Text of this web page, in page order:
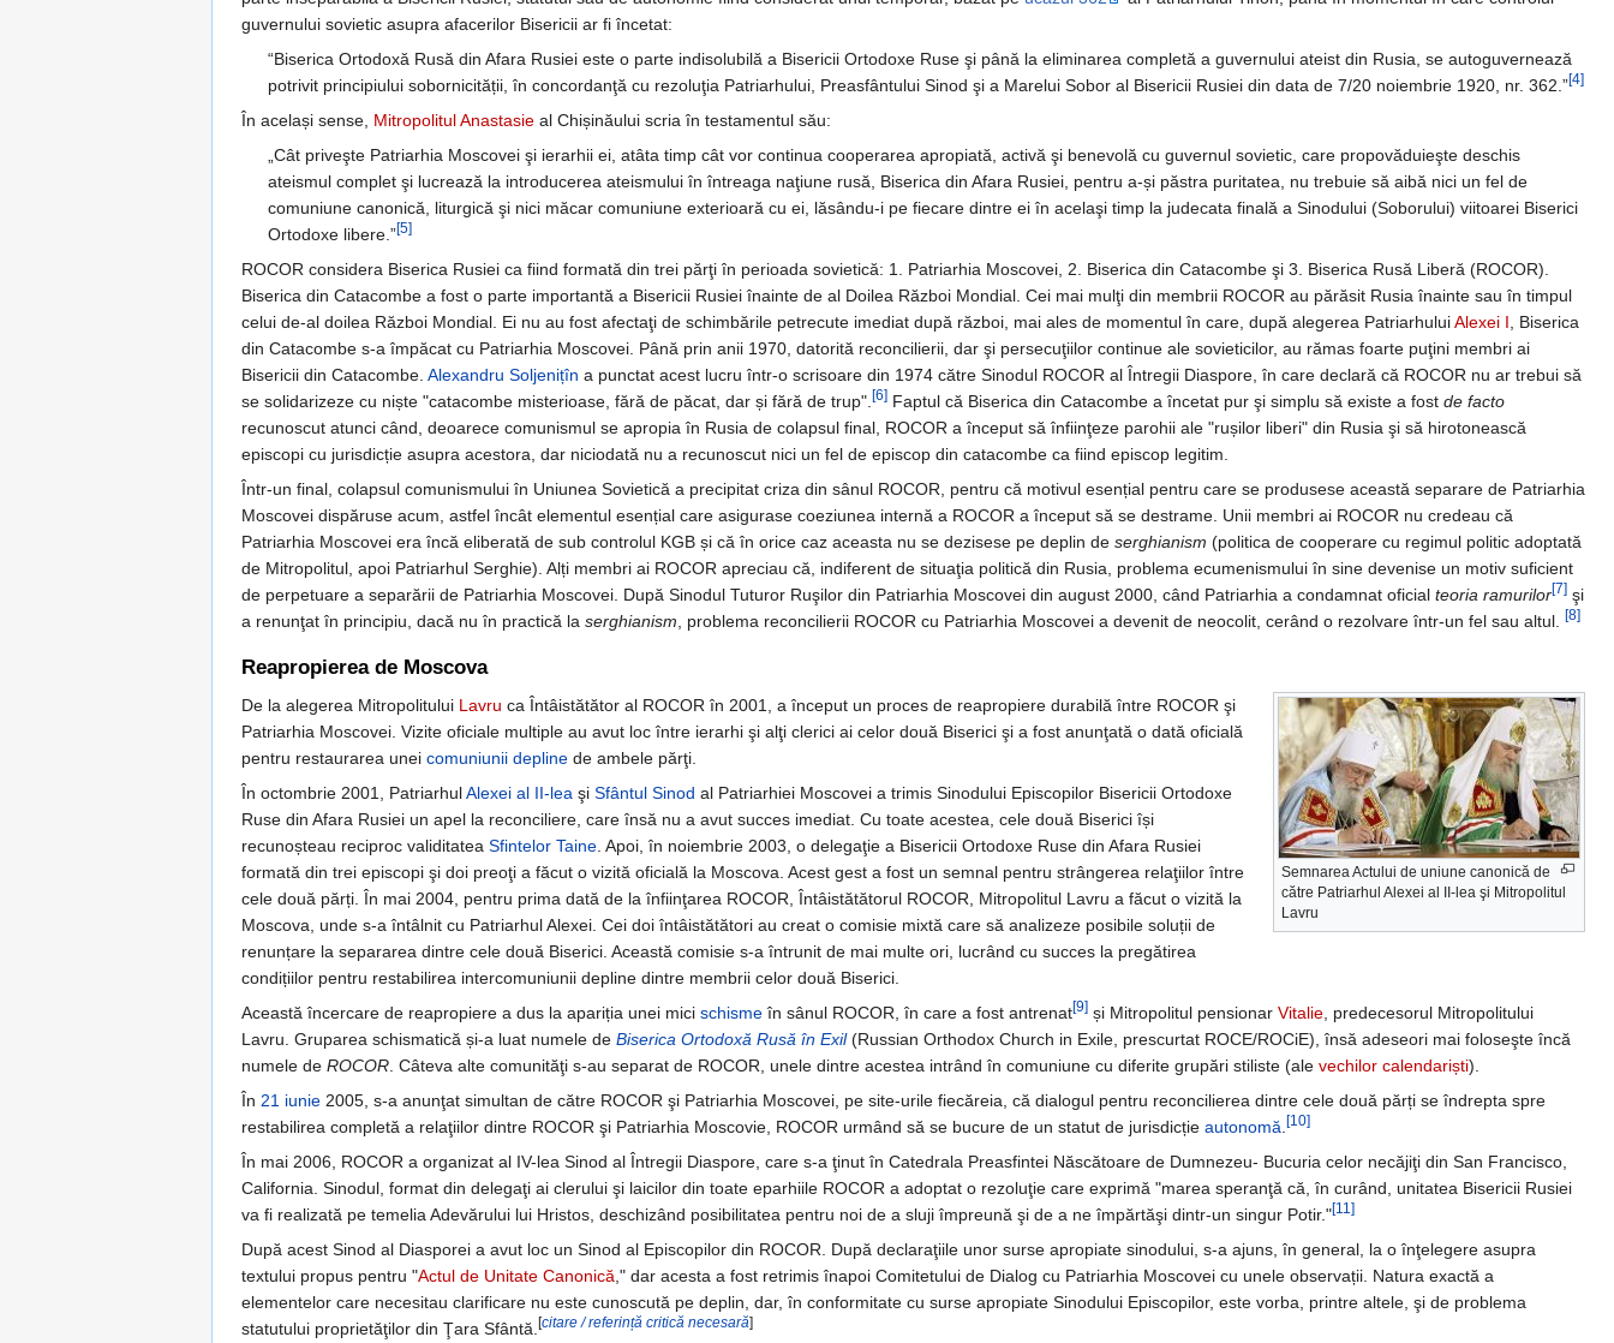
guvernului sovietic asupra afacerilor Bisericii ar fi încetat:
“Biserica Ortodoxă Rusă din Afara Rusiei este o parte indisolubilă a Bisericii Ortodoxe Ruse şi până la eliminarea completă a guvernului ateist din Rusia, se autoguvernează
potrivit principiului sobornicității, în concordanţă cu rezoluţia Patriarhului, Preasfântului Sinod şi a Marelui Sobor al Bisericii Rusiei din data de 7/20 noiembrie 1920, nr. 362.”[4]
În același sense, Mitropolitul Anastasie al Chișinăului scria în testamentul său:
„Cât priveşte Patriarhia Moscovei şi ierarhii ei, atâta timp cât vor continua cooperarea apropiată, activă şi benevolă cu guvernul sovietic, care propovăduieşte deschis
ateismul complet şi lucrează la introducerea ateismului în întreaga naţiune rusă, Biserica din Afara Rusiei, pentru a-și păstra puritatea, nu trebuie să aibă nici un fel de
comuniune canonică, liturgică şi nici măcar comuniune exterioară cu ei, lăsându-i pe fiecare dintre ei în acelaşi timp la judecata finală a Sinodului (Soborului) viitoarei Biserici
Ortodoxe libere.”[5]
ROCOR considera Biserica Rusiei ca fiind formată din trei părţi în perioada sovietică: 1. Patriarhia Moscovei, 2. Biserica din Catacombe şi 3. Biserica Rusă Liberă (ROCOR).
Biserica din Catacombe a fost o parte importantă a Bisericii Rusiei înainte de al Doilea Război Mondial. Cei mai mulţi din membrii ROCOR au părăsit Rusia înainte sau în timpul
celui de-al doilea Război Mondial. Ei nu au fost afectaţi de schimbările petrecute imediat după război, mai ales de momentul în care, după alegerea PatriarhuluiAlexei I , Biserica
din Catacombe s-a împăcat cu Patriarhia Moscovei. Până prin anii 1970, datorită reconcilierii, dar şi persecuţiilor continue ale sovieticilor, au rămas foarte puţini membri ai
Bisericii din Catacombe. Alexandru Soljenițîn a punctat acest lucru într-o scrisoare din 1974 către Sinodul ROCOR al Întregii Diaspore, în care declară că ROCOR nu ar trebui să
se solidarizeze cu niște "catacombe misterioase, fără de păcat, dar și fără de trup". [6] Faptul că Biserica din Catacombe a încetat pur şi simplu să existe a fost de facto
recunoscut atunci când, deoarece comunismul se apropia în Rusia de colapsul final, ROCOR a început să înfiinţeze parohii ale "rușilor liberi" din Rusia şi să hirotonească
episcopi cu jurisdicție asupra acestora, dar niciodată nu a recunoscut nici un fel de episcop din catacombe ca fiind episcop legitim.
Într-un final, colapsul comunismului în Uniunea Sovietică a precipitat criza din sânul ROCOR, pentru că motivul esențial pentru care se produsese această separare de Patriarhia
Moscovei dispăruse acum, astfel încât elementul esențial care asigurase coeziunea internă a ROCOR a început să se destrame. Unii membri ai ROCOR nu credeau că
Patriarhia Moscovei era încă eliberată de sub controlul KGB și că în orice caz aceasta nu se dezisese pe deplin de serghianism (politica de cooperare cu regimul politic adoptată
de Mitropolitul, apoi Patriarhul Serghie). Alți membri ai ROCOR apreciau că, indiferent de situaţia politică din Rusia, problema ecumenismului în sine devenise un motiv suficient
de perpetuare a separării de Patriarhia Moscovei. După Sinodul Tuturor Ruşilor din Patriarhia Moscovei din august 2000, când Patriarhia a condamnat oficial teoria ramurilor[7] şi
a renunţat în principiu, dacă nu în practică la serghianism , problema reconcilierii ROCOR cu Patriarhia Moscovei a devenit de neocolit, cerând o rezolvare într-un fel sau altul. [8]
Reapropierea de Moscova
Semnarea Actului de uniune canonică de
către Patriarhul Alexei al II-lea şi Mitropolitul
Lavru
De la alegerea Mitropolitului Lavru ca Întâistătător al ROCOR în 2001, a început un proces de reapropiere durabilă între ROCOR şi
Patriarhia Moscovei. Vizite oficiale multiple au avut loc între ierarhi şi alţi clerici ai celor două Biserici şi a fost anunţată o dată oficială
pentru restaurarea unei comuniunii depline de ambele părţi.
În octombrie 2001, PatriarhulAlexei al II-lea şi Sfântul Sinod al Patriarhiei Moscovei a trimis Sinodului Episcopilor Bisericii Ortodoxe
Ruse din Afara Rusiei un apel la reconciliere, care însă nu a avut succes imediat. Cu toate acestea, cele două Biserici își
recunoșteau reciproc validitatea Sfintelor Taine. Apoi, în noiembrie 2003, o delegaţie a Bisericii Ortodoxe Ruse din Afara Rusiei
formată din trei episcopi şi doi preoţi a făcut o vizită oficială la Moscova. Acest gest a fost un semnal pentru strângerea relaţiilor între
cele două părți. În mai 2004, pentru prima dată de la înfiinţarea ROCOR, Întâistătătorul ROCOR, Mitropolitul Lavru a făcut o vizită la
Moscova, unde s-a întâlnit cu Patriarhul Alexei. Cei doi întâistătători au creat o comisie mixtă care să analizeze posibile soluții de
renunțare la separarea dintre cele două Biserici. Această comisie s-a întrunit de mai multe ori, lucrând cu succes la pregătirea
condițiilor pentru restabilirea intercomuniunii depline dintre membrii celor două Biserici.
Această încercare de reapropiere a dus la apariția unei mici schisme în sânul ROCOR, în care a fost antrenat[9] și Mitropolitul pensionar Vitalie, predecesorul Mitropolitului
Lavru. Gruparea schismatică și-a luat numele de Biserica Ortodoxă Rusă în Exil(Russian Orthodox Church in Exile, prescurtat ROCE/ROCiE), însă adeseori mai foloseşte încă
numele de ROCOR. Câteva alte comunităţi s-au separat de ROCOR, unele dintre acestea intrând în comuniune cu diferite grupări stiliste (ale vechilor calendariști).
În 21 iunie 2005, s-a anunţat simultan de către ROCOR şi Patriarhia Moscovei, pe site-urile fiecăreia, că dialogul pentru reconcilierea dintre cele două părți se îndrepta spre
restabilirea completă a relaţiilor dintre ROCOR şi Patriarhia Moscovie, ROCOR urmând să se bucure de un statut de jurisdicție autonomă.[10]
În mai 2006, ROCOR a organizat al IV-lea Sinod al Întregii Diaspore, care s-a ţinut în Catedrala Preasfintei Născătoare de Dumnezeu- Bucuria celor necăjiţi din San Francisco,
California. Sinodul, format din delegaţi ai clerului şi laicilor din toate eparhiile ROCOR a adoptat o rezoluţie care exprimă "marea speranţă că, în curând, unitatea Bisericii Rusiei
va fi realizată pe temelia Adevărului lui Hristos, deschizând posibilitatea pentru noi de a sluji împreună şi de a ne împărtăşi dintr-un singur Potir."[11]
După acest Sinod al Diasporei a avut loc un Sinod al Episcopilor din ROCOR. După declaraţiile unor surse apropiate sinodului, s-a ajuns, în general, la o înţelegere asupra
textului propus pentru "Actul de Unitate Canonică," dar acesta a fost retrimis înapoi Comitetului de Dialog cu Patriarhia Moscovei cu unele observații. Natura exactă a
elementelor care necesitau clarificare nu este cunoscută pe deplin, dar, în conformitate cu surse apropiate Sinodului Episcopilor, este vorba, printre altele, şi de problema
statutului proprietăţilor din Ţara Sfântă. [citare / referință critică necesară]